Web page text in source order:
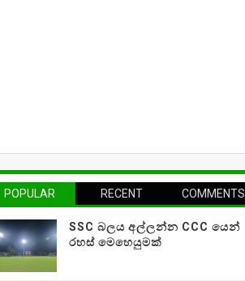
POPULAR RECENT COMMENTS
SSC බලය අල්ලන්න CCC යෙන්
රහස් මෙහෙයුමක්